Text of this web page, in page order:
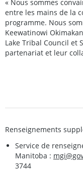
« Nous sommes
entre les mains de la
programme. Nous
Keewatinowi
Lake Tribal Council et
partenariat et leur
Renseignements
Service de
Manitoba :
3744